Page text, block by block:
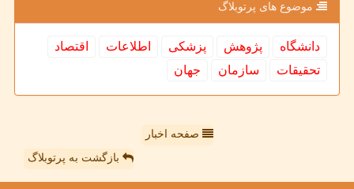
موضوع های پرتوبلاگ
دانشگاه پژوهش پزشكی اطلاعات
اقتصاد
تحقیقات
سازمان جهان
صفحه اخبار
بازگشت به پرتوبلاگ